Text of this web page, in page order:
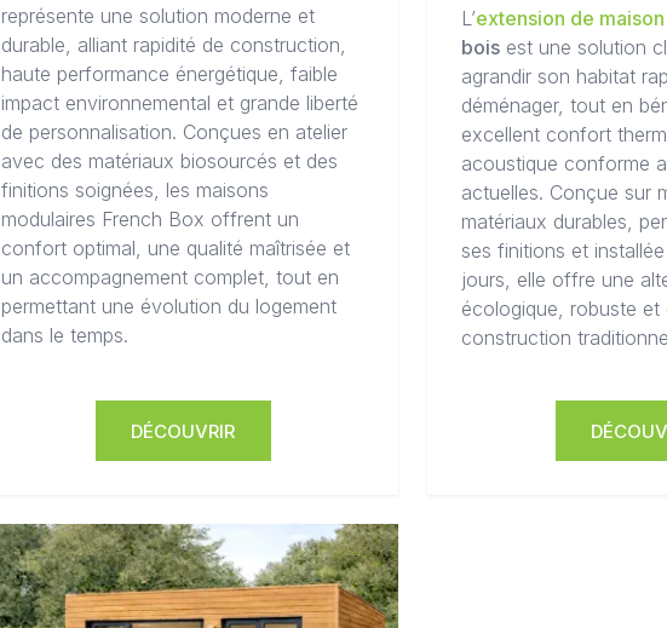
représente une solution moderne et
durable, alliant rapidité de construction,
haute performance énergétique, faible
impact environnemental et grande liberté
de personnalisation. Conçues en atelier
avec des matériaux biosourcés et des
finitions soignées, les maisons
modulaires French Box offrent un
confort optimal, une qualité maîtrisée et
un accompagnement complet, tout en
permettant une évolution du logement
dans le temps.
DÉCOUVRIR
L’extension de
bois est une solution
agrandir son habitat
déménager, tout en
excellent confort
acoustique conforme
actuelles. Conçue sur
matériaux durables,
ses finitions et
jours, elle offre une
écologique, robuste et
construction